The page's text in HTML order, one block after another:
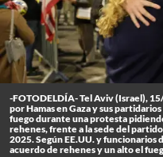
-FOTODELDÍA- Tel Aviv (Israel),
por Hamas en Gaza y sus
fuego durante una protesta
rehenes, frente a la sede del
2025. Según EE.UU. y funcionarios
acuerdo de rehenes y un alto el